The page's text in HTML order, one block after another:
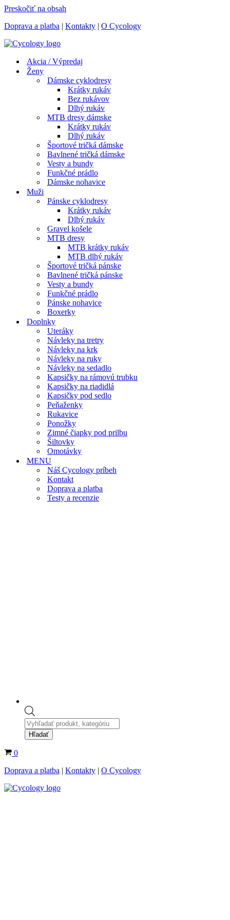
Preskočiť na obsah
Doprava a platba | Kontakty | O Cycology
Akcia / Výpredaj
Ženy
Dámske cyklodresy
Krátky rukáv
Bez rukávov
Dlhý rukáv
MTB dresy dámske
Krátky rukáv
Dlhý rukáv
Športové tričká dámske
Bavlnené tričká dámske
Vesty a bundy
Funkčné prádlo
Dámske nohavice
Muži
Pánske cyklodresy
Krátky rukáv
Dlhý rukáv
Gravel košele
MTB dresy
MTB krátky rukáv
MTB dlhý rukáv
Športové tričká pánske
Bavlnené tričká pánske
Vesty a bundy
Funkčné prádlo
Pánske nohavice
Boxerky
Doplnky
Uteráky
Návleky na tretry
Návleky na krk
Návleky na ruky
Návleky na sedadlo
Kapsičky na rámovú trubku
Kapsičky na riadidlá
Kapsičky pod sedlo
Peňaženky
Rukavice
Ponožky
Zimné čiapky pod prilbu
Šiltovky
Omotávky
MENU
Náš Cycology príbeh
Kontakt
Doprava a platba
Testy a recenzie
Products
search
Hľadať
Košík
0
Doprava a platba | Kontakty | O Cycology